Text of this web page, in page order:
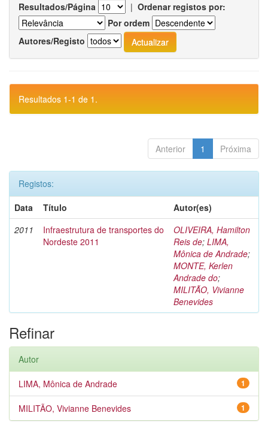
Resultados/Página | Ordenar registos por:
Por ordem
Autores/Registo
Resultados 1-1 de 1.
Anterior 1 Próxima
Registos:
Data
Título
Autor(es)
2011
Infraestrutura de transportes do
Nordeste 2011
OLIVEIRA, Hamilton
Reis de; LIMA,
Mônica de Andrade;
MONTE, Kerlen
Andrade do;
MILITÃO, Vivianne
Benevides
Refinar
Autor
1
LIMA, Mônica de Andrade
1
MILITÃO, Vivianne Benevides